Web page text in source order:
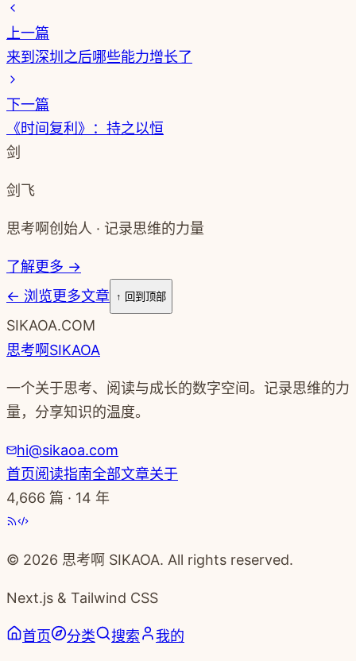
上一篇
​来到深圳之后哪些能力增长了
下一篇
《时间复利》：持之以恒
剑
剑飞
思考啊创始人 · 记录思维的力量
了解更多 →
← 浏览更多文章 ↑ 回到顶部
SIKAOA.COM
思考啊SIKAOA
一个关于思考、阅读与成长的数字空间。记录思维的力
量，分享知识的温度。
hi@sikaoa.com
首页阅读指南全部文章关于
4,666 篇 · 14 年
© 2026 思考啊 SIKAOA. All rights reserved.
Next.js & Tailwind CSS
首页 分类 搜索 我的